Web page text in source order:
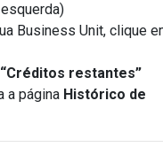
Business Unit, clique
“Créditos restantes”
a página Histórico de